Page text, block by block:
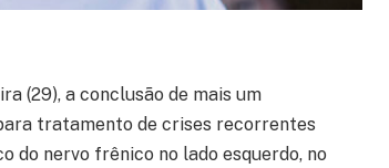
(29), a conclusão de mais um
tratamento de crises recorrentes
do nervo frênico no lado esquerdo, no